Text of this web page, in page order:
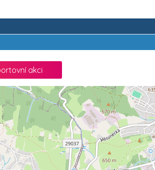
akci